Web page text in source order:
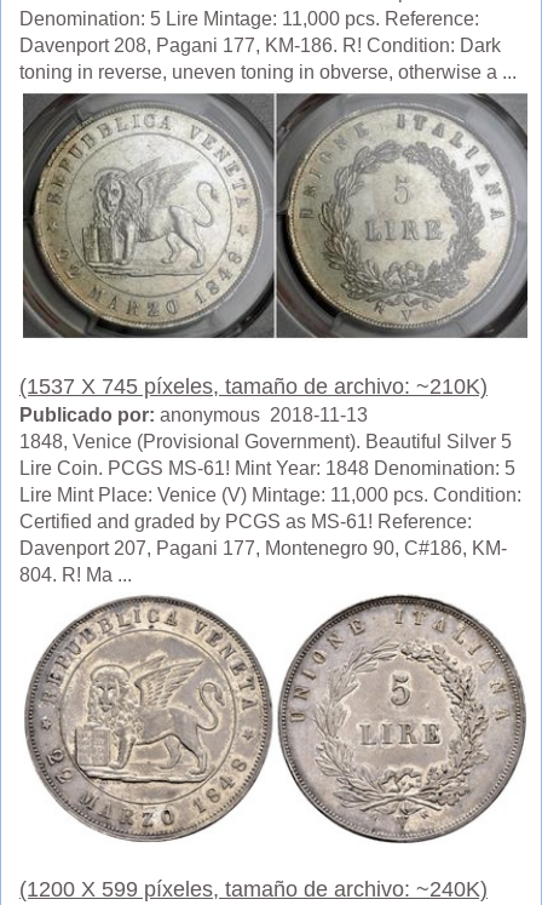
Denomination: 5 Lire Mintage: 11,000 pcs. Reference:
Davenport 208, Pagani 177, KM-186. R! Condition: Dark
toning in reverse, uneven toning in obverse, otherwise a ...
(1537 X 745 píxeles, tamaño de archivo: ~210K)
Publicado por: anonymous 2018-11-13
1848, Venice (Provisional Government). Beautiful Silver 5
Lire Coin. PCGS MS-61! Mint Year: 1848 Denomination: 5
Lire Mint Place: Venice (V) Mintage: 11,000 pcs. Condition:
Certified and graded by PCGS as MS-61! Reference:
Davenport 207, Pagani 177, Montenegro 90, C#186, KM-
804. R! Ma ...
(1200 X 599 píxeles, tamaño de archivo: ~240K)